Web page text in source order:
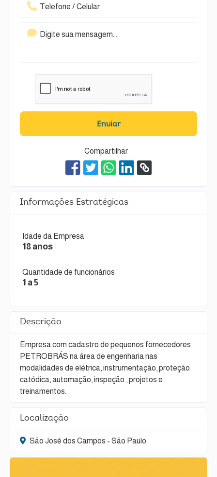
Enviar
Compartilhar
Informações Estratégicas
Idade da Empresa
18 anos
Quantidade de funcionários
1 a 5
Descrição
Empresa com cadastro de pequenos fornecedores
PETROBRÁS na área de engenharia nas
modalidades de elétrica, instrumentação, proteção
catódica, automação, inspeção , projetos e
treinamentos.
Localização
São José dos Campos - São Paulo